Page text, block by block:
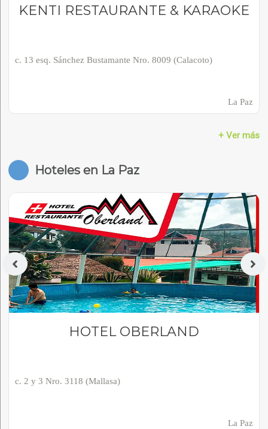
KENTI RESTAURANTE & KARAOKE
c. 13 esq. Sánchez Bustamante Nro. 8009 (Calacoto)
La Paz
+ Ver más
Hoteles en La Paz
HOTEL OBERLAND
c. 2 y 3 Nro. 3118 (Mallasa)
La Paz